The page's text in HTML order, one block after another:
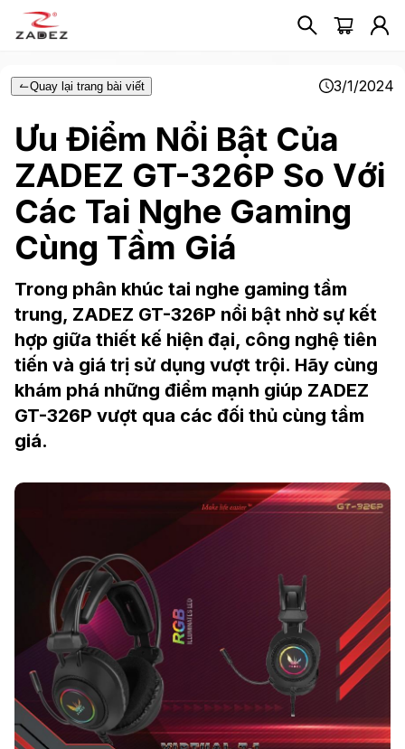
Quay lại trang bài viết 3/1/2024
Ưu Điểm Nổi Bật Của
ZADEZ GT-326P So Với
Các Tai Nghe Gaming
Cùng Tầm Giá
Trong phân khúc tai nghe gaming tầm
trung, ZADEZ GT-326P nổi bật nhờ sự kết
hợp giữa thiết kế hiện đại, công nghệ tiên
tiến và giá trị sử dụng vượt trội. Hãy cùng
khám phá những điểm mạnh giúp ZADEZ
GT-326P vượt qua các đối thủ cùng tầm
giá.